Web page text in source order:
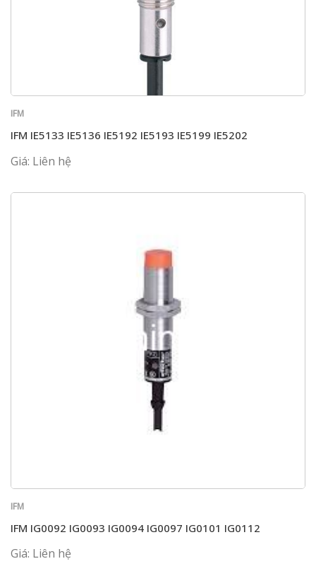
IFM
IFM IE5133 IE5136 IE5192 IE5193 IE5199 IE5202
Giá: Liên hệ
IFM
IFM IG0092 IG0093 IG0094 IG0097 IG0101 IG0112
Giá: Liên hệ